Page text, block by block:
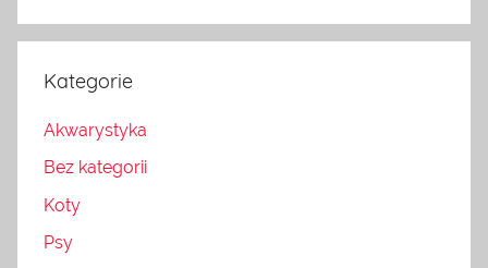
Kategorie
Akwarystyka
Bez kategorii
Koty
Psy